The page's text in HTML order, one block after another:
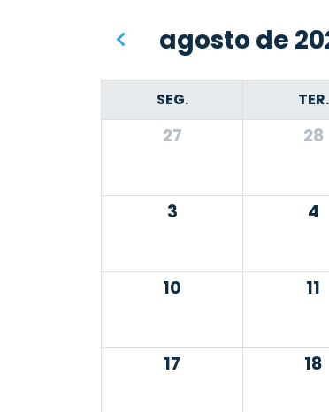
agosto de
SEG. TER.
27 28
3 4
10 11
17 18